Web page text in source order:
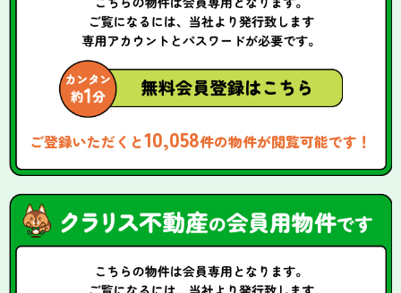
ご登録いただくと10,058件の物件が閲覧可能です！